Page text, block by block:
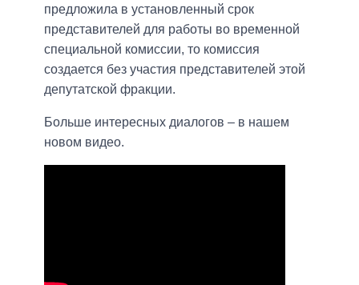
предложила в установленный срок
представителей для работы во временной
специальной комиссии, то комиссия
создается без участия представителей этой
депутатской фракции.
Больше интересных диалогов – в нашем
новом видео.